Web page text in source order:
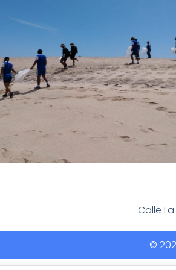
Calle
©